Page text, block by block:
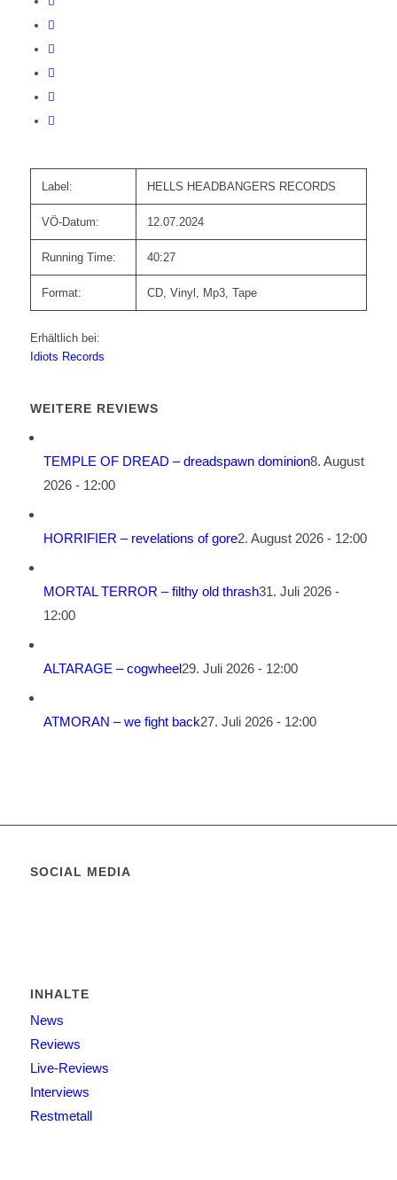
Label: HELLS HEADBANGERS RECORDS
VÖ-Datum: 12.07.2024
Running Time: 40:27
Format: CD, Vinyl, Mp3, Tape
Erhältlich bei:
Idiots Records
WEITERE REVIEWS
TEMPLE OF DREAD – dreadspawn dominion8. August
2026 - 12:00
HORRIFIER – revelations of gore2. August 2026 - 12:00
MORTAL TERROR – filthy old thrash31. Juli 2026 -
12:00
ALTARAGE – cogwheel29. Juli 2026 - 12:00
ATMORAN – we fight back27. Juli 2026 - 12:00
SOCIAL MEDIA
INHALTE
News
Reviews
Live-Reviews
Interviews
Restmetall